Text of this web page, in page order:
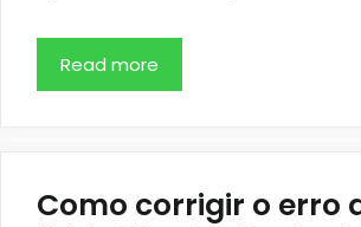
Read more
Como corrigir o erro